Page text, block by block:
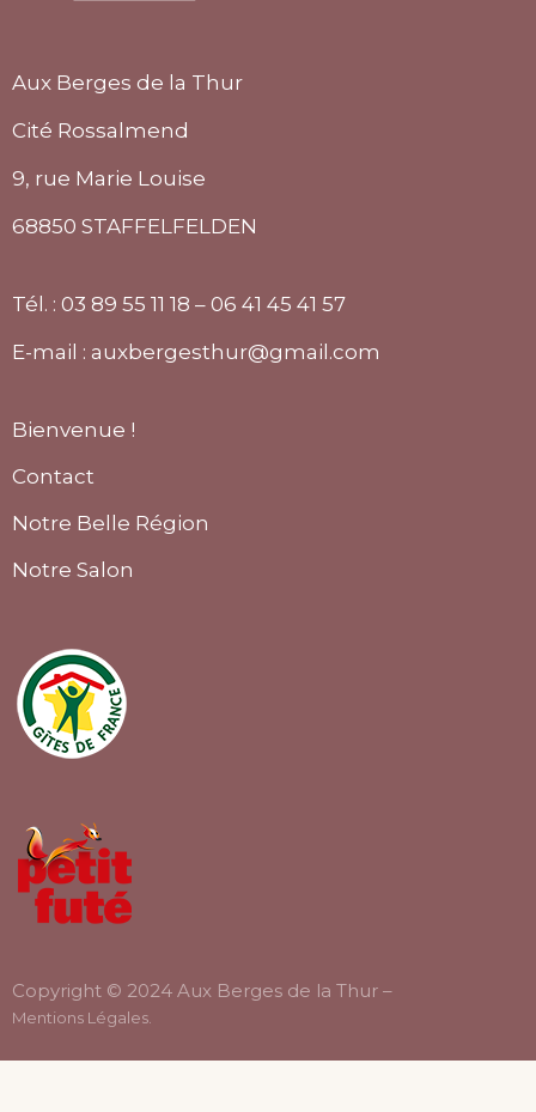
Aux Berges de la Thur
Cité Rossalmend
9, rue Marie Louise
68850 STAFFELFELDEN
Tél. : 03 89 55 11 18 – 06 41 45 41 57
E-mail : auxbergesthur@gmail.com
Bienvenue !
Contact
Notre Belle Région
Notre Salon
Copyright © 2024 Aux Berges de la Thur –
Mentions Légales